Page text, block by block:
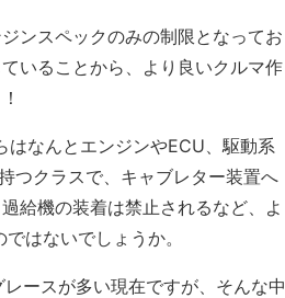
ンスペックのみの制限となってお
いることから、より良いクルマ作
なんとエンジンやECU、駆動系
つクラスで、キャブレター装置へ
給機の装着は禁止されるなど、よ
はないでしょうか。
ースが多い現在ですが、そんな中